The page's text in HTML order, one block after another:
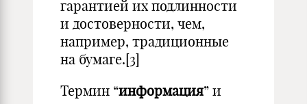
гарантией их подлинности
и достоверности, чем,
например, традиционные
на бумаге.[3]
Термин “информация” и